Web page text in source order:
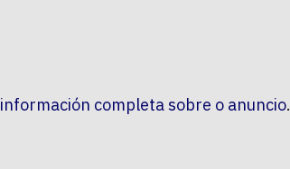
información completa sobre o anuncio.